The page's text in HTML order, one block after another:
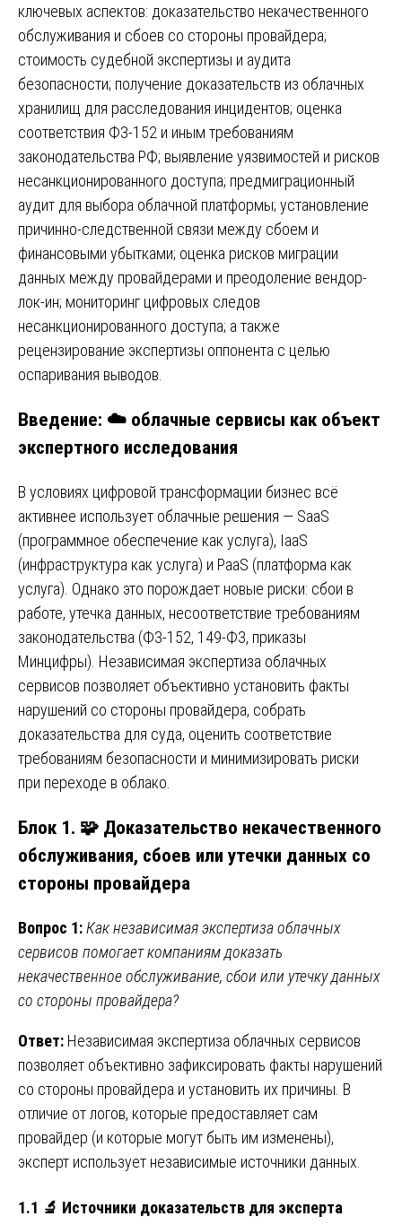
ключевых аспектов: доказательство некачественного
обслуживания и сбоев со стороны провайдера;
стоимость судебной экспертизы и аудита
безопасности; получение доказательств из облачных
хранилищ для расследования инцидентов; оценка
соответствия ФЗ-152 и иным требованиям
законодательства РФ; выявление уязвимостей и рисков
несанкционированного доступа; предмиграционный
аудит для выбора облачной платформы; установление
причинно-следственной связи между сбоем и
финансовыми убытками; оценка рисков миграции
данных между провайдерами и преодоление вендор-
лок-ин; мониторинг цифровых следов
несанкционированного доступа; а также
рецензирование экспертизы оппонента с целью
оспаривания выводов.
Введение: ☁️ облачные сервисы как объект
экспертного исследования
В условиях цифровой трансформации бизнес всё
активнее использует облачные решения — SaaS
(программное обеспечение как услуга), IaaS
(инфраструктура как услуга) и PaaS (платформа как
услуга). Однако это порождает новые риски: сбои в
работе, утечка данных, несоответствие требованиям
законодательства (ФЗ-152, 149-ФЗ, приказы
Минцифры). Независимая экспертиза облачных
сервисов позволяет объективно установить факты
нарушений со стороны провайдера, собрать
доказательства для суда, оценить соответствие
требованиям безопасности и минимизировать риски
при переходе в облако.
Блок 1. 🧩 Доказательство некачественного
обслуживания, сбоев или утечки данных со
стороны провайдера
Вопрос 1:Как независимая экспертиза облачных
сервисов помогает компаниям доказать
некачественное обслуживание, сбои или утечку данных
со стороны провайдера?
Ответ: Независимая экспертиза облачных сервисов
позволяет объективно зафиксировать факты нарушений
со стороны провайдера и установить их причины. В
отличие от логов, которые предоставляет сам
провайдер (и которые могут быть им изменены),
эксперт использует независимые источники данных.
1.1 🔬 Источники доказательств для эксперта